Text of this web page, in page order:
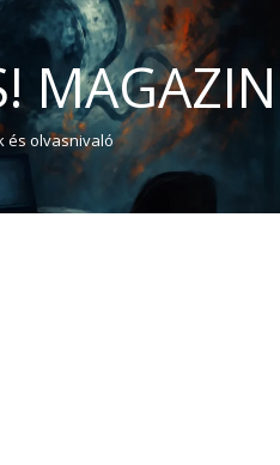
MAGAZIN
és olvasnivaló